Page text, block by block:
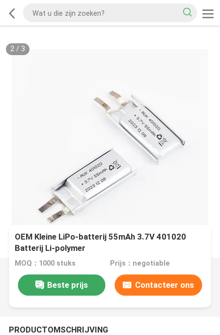
2/ 3
OEM Kleine LiPo-batterij 55mAh 3.7V 401020
Batterij Li-polymer
MOQ：1000 stuks Prijs：negotiable
Beste prijs Contacteer ons
PRODUCTOMSCHRIJVING